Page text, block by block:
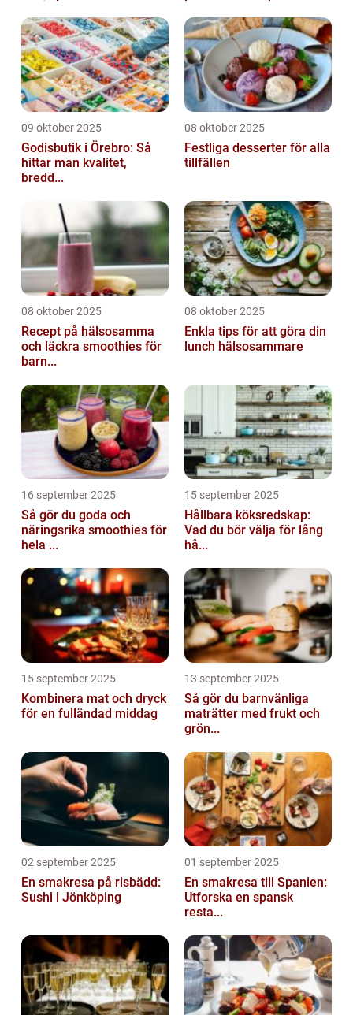
09 oktober 2025
Godisbutik i Örebro: Så
hittar man kvalitet,
bredd...
08 oktober 2025
Festliga desserter för alla
tillfällen
08 oktober 2025
Recept på hälsosamma
och läckra smoothies för
barn...
08 oktober 2025
Enkla tips för att göra din
lunch hälsosammare
16 september 2025
Så gör du goda och
näringsrika smoothies för
hela ...
15 september 2025
Hållbara köksredskap:
Vad du bör välja för lång
hå...
15 september 2025
Kombinera mat och dryck
för en fulländad middag
13 september 2025
Så gör du barnvänliga
maträtter med frukt och
grön...
02 september 2025
En smakresa på risbädd:
Sushi i Jönköping
01 september 2025
En smakresa till Spanien:
Utforska en spansk
resta...